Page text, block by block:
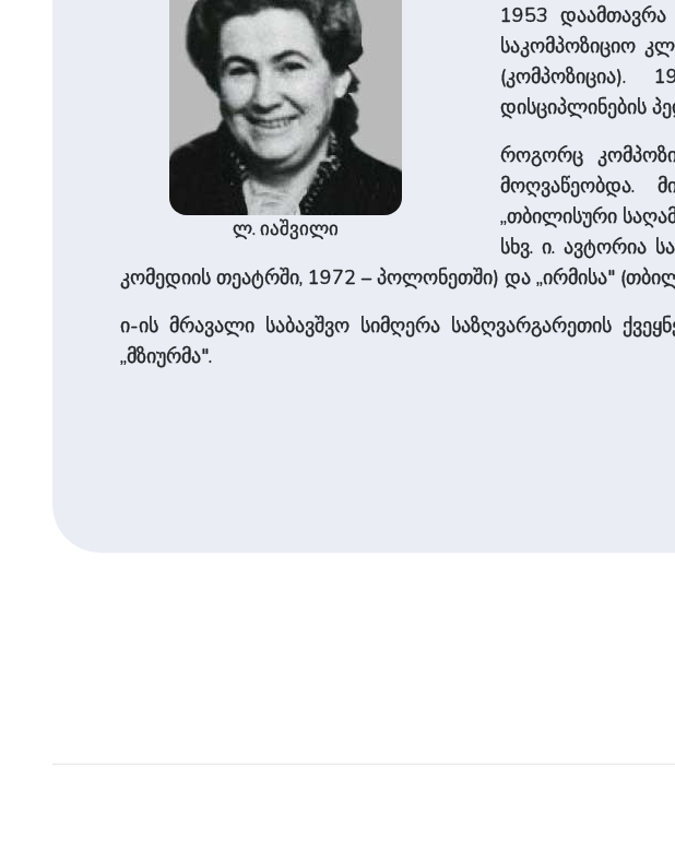
ლ. იაშვილი
1953 დაამთავრა
საკომპოზიციო
(კომპოზიცია).
დისციპლინების
როგორც
მოღვაწეობდა.
„თბილისური
სხვ. ი. ავტორია
კომედიის თეატრში, 1972 – პოლონეთში) და „ირმისა"
ი-ის მრა­ვა­ლი საბავ­შვო სიმღერა საზღვარგარეთის
„მზიურმა".